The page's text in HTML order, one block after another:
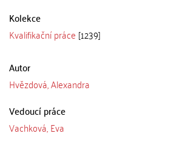
Kolekce
Kvalifikační práce [1239]
Autor
Hvězdová, Alexandra
Vedoucí práce
Vachková, Eva